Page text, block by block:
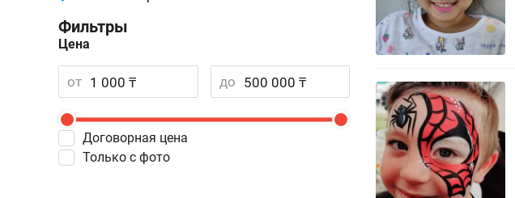
Фильтры
Цена
от до
Договорная цена
Только с фото